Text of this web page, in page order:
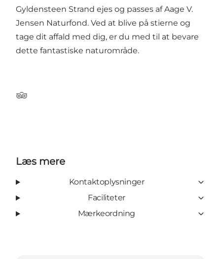
Gyldensteen Strand ejes og passes af Aage V.
Jensen Naturfond. Ved at blive på stierne og
tage dit affald med dig, er du med til at bevare
dette fantastiske naturområde.
Tripadvisor
Læs mere
Kontaktoplysninger
Faciliteter
Mærkeordning